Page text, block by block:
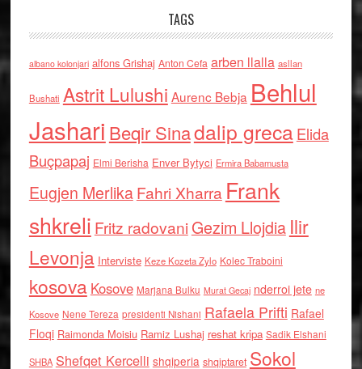
TAGS
albano kolonjari alfons Grishaj Anton Cefa arben llalla asllan
Bushati Astrit Lulushi Aurenc Bebja Behlul
Jashari Beqir Sinadalip grecaElida
Buçpapaj Elmi Berisha Enver Bytyci Ermira Babamusta
Eugjen MerlikaFahri Xharra Frank
shkreli Fritz radovaniGezim Llojdia Ilir
Levonja Interviste Keze Kozeta Zylo Kolec Traboini
kosova Kosove Marjana Bulku Murat Gecaj nderroi jete ne
Kosove Nene Tereza presidenti Nishani Rafaela Prifti Rafael
Floqi Raimonda Moisiu Ramiz Lushaj reshat kripa Sadik Elshani
SHBA Shefqet Kercelli shqiperia shqiptaret Sokol